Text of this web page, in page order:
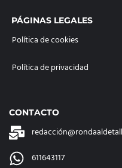
PÁGINAS LEGALES
Política de cookies
Política de privacidad
CONTACTO
611643117